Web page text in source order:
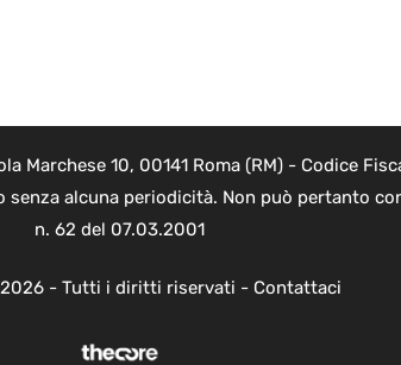
Marchese 10, 00141 Roma (RM) - Codice
alcuna periodicità. Non può pertanto
n. 62 del 07.03.2001
- Tutti i diritti riservati - Contattaci